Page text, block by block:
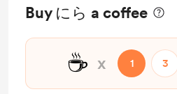
Buy にら a coffee
☕ x 1 3